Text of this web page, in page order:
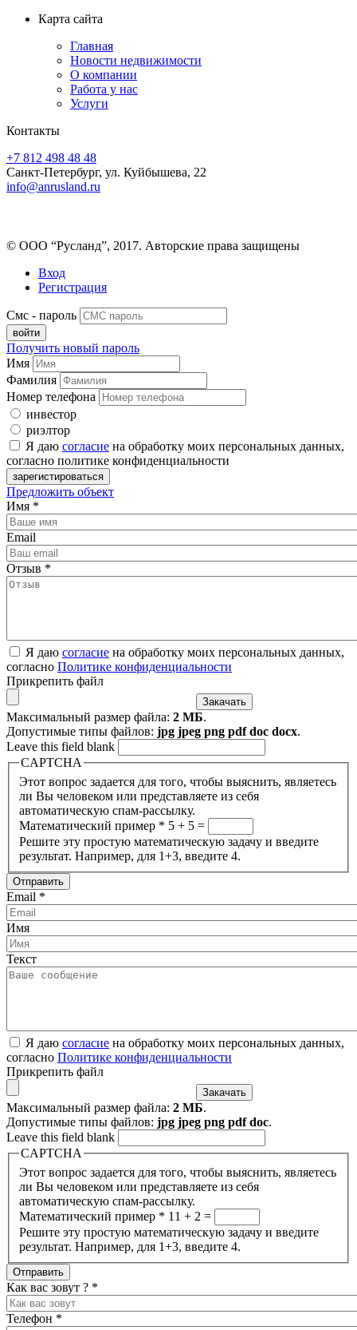
Карта сайта
Главная
Новости недвижимости
О компании
Работа у нас
Услуги
Контакты
+7 812 498 48 48
Санкт-Петербург, ул. Куйбышева, 22
info@anrusland.ru
© ООО “Русланд”, 2017. Авторские права защищены
Вход
Регистрация
Смс - пароль
Получить новый пароль
Имя
Фамилия
Номер телефона
инвестор
риэлтор
Я даю согласие на обработку моих персональных данных,
согласно политике конфиденциальности
Предложить объект
Имя *
Email
Отзыв *
Я даю согласие на обработку моих персональных данных,
согласно Политике конфиденциальности
Прикрепить файл
Максимальный размер файла: 2 МБ.
Допустимые типы файлов: jpg jpeg png pdf doc docx.
Leave this field blank
CAPTCHA
Этот вопрос задается для того, чтобы выяснить, являетесь
ли Вы человеком или представляете из себя
автоматическую спам-рассылку.
Математический пример * 5 + 5 =
Решите эту простую математическую задачу и введите
результат. Например, для 1+3, введите 4.
Email *
Имя
Текст
Я даю согласие на обработку моих персональных данных,
согласно Политике конфиденциальности
Прикрепить файл
Максимальный размер файла: 2 МБ.
Допустимые типы файлов: jpg jpeg png pdf doc.
Leave this field blank
CAPTCHA
Этот вопрос задается для того, чтобы выяснить, являетесь
ли Вы человеком или представляете из себя
автоматическую спам-рассылку.
Математический пример * 11 + 2 =
Решите эту простую математическую задачу и введите
результат. Например, для 1+3, введите 4.
Как вас зовут ? *
Телефон *